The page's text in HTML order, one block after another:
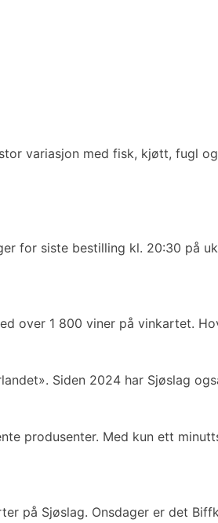
variasjon med fisk, kjøtt, fugl
for siste bestilling kl. 20:30 på
over 1 800 viner på vinkartet.
Siden 2024 har Sjøslag
produsenter. Med kun ett
på Sjøslag. Onsdager er det